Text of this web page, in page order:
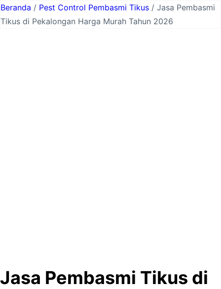
Lewati
ke
Beranda / Pest Control Pembasmi Tikus / Jasa Pembasmi
Tikus di Pekalongan Harga Murah Tahun 2026
Jasa Pembasmi Tikus di